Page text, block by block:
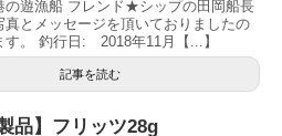
の遊漁船 フレンド★シップの田岡船長
真とメッセージを頂いておりましたの
す。 釣行日: 2018年11月【...】
記事を読む
品】フリッツ28g